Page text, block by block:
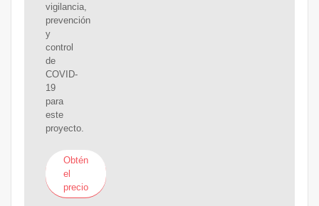
vigilancia,
prevención
y
control
de
COVID-
19
para
este
proyecto.
Obtén
el
precio